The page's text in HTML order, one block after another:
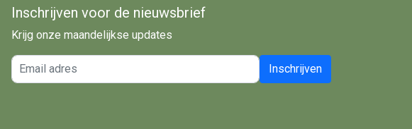
Inschrijven voor de nieuwsbrief
Krijg onze maandelijkse updates
Email adres Inschrijven